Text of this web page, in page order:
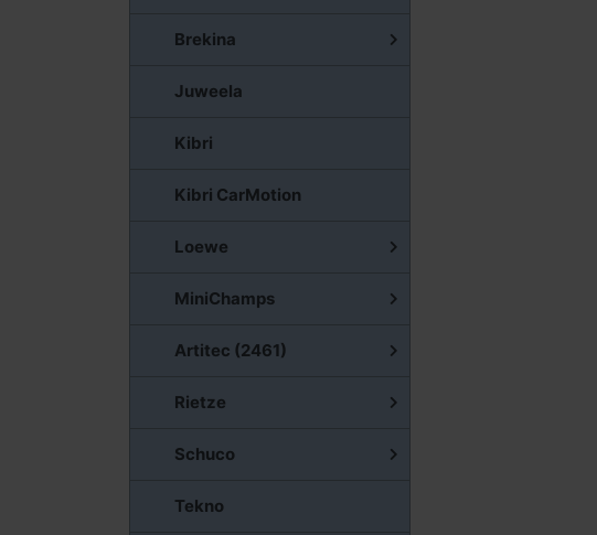
Brekina
Juweela
Kibri
Kibri CarMotion
Loewe
MiniChamps
Artitec (2461)
Rietze
Schuco
Tekno